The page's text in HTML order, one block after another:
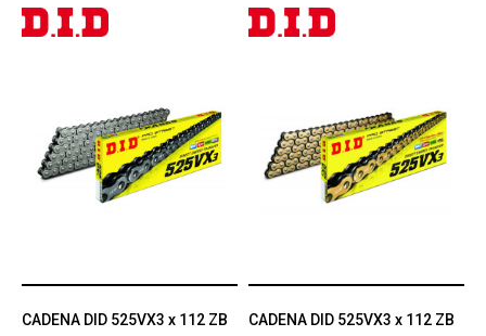
CADENA DID 525VX3 x 112 ZB
CADENA DID 525VX3 x 112 ZB